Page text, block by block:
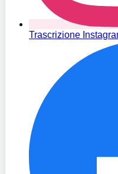
Trascrizione